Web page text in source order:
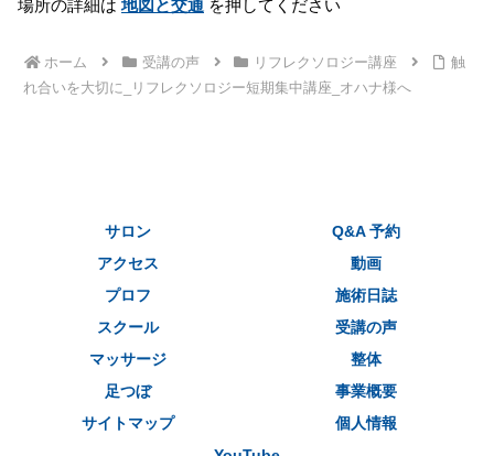
場所の詳細は地図と交通 を押してください
ホーム 受講の声 リフレクソロジー講座
触
れ合いを大切に_リフレクソロジー短期集中講座_オハナ様へ
サロン
Q&A 予約
アクセス
動画
プロフ
施術日誌
スクール
受講の声
マッサージ
整体
足つぼ
事業概要
サイトマップ
個人情報